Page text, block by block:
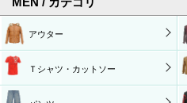
アウター
Ｔシャツ・カットソー